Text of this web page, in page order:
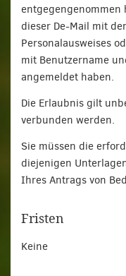
entgegengenommen
dieser De-Mail mit
Personalausweises
mit Benutzername
angemeldet haben.
Die Erlaubnis gilt
verbunden werden.
Sie müssen die
diejenigen
Ihres Antrags von
Fristen
Keine